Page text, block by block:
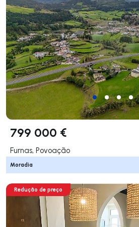
799 000 €
Furnas, Povoação
Moradia
Redução de preço